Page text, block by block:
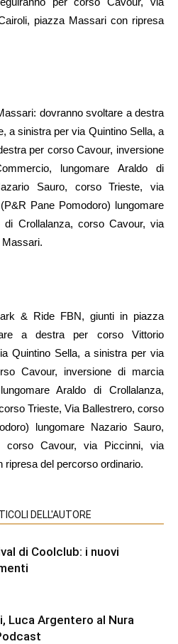
piazza Massari con ripresa
dovranno svoltare a destra
a sinistra per via Quintino Sella, a
per corso Cavour, inversione
lungomare Araldo di
Sauro, corso Trieste, via
Pane Pomodoro) lungomare
di Crollalanza, corso Cavour, via
& Ride FBN, giunti in piazza
a destra per corso Vittorio
Quintino Sella, a sinistra per via
Cavour, inversione di marcia
Araldo di Crollalanza,
Trieste, Via Ballestrero, corso
lungomare Nazario Sauro,
corso Cavour, via Piccinni, via
del percorso ordinario.
DELL'AUTORE
di Coolclub: i nuovi
Luca Argentero al Nura